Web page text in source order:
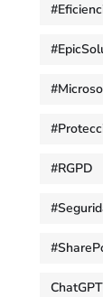
#RGPD
ChatGPT